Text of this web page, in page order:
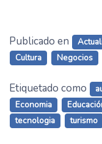
Publicado en
Cultura
Negocios
Etiquetado como
Economia
tecnologia
turismo